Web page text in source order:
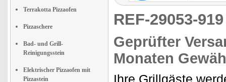
Terrakotta Pizzaofen
Pizzaschere
Bad- und Grill-
Reinigungsstein
Elektrischer Pizzaofen mit
Pizzastein
REF-29053-
Geprüfter
Monaten
Ihre Grillgäste